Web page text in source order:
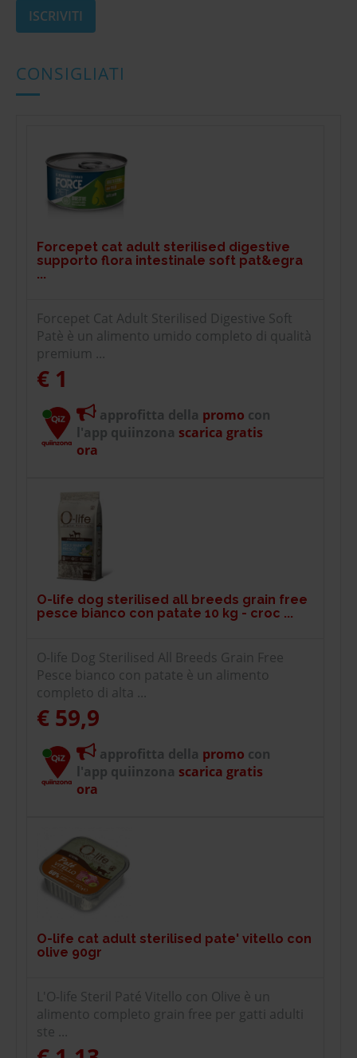
CONSIGLIATI
Forcepet cat adult sterilised digestive
supporto flora intestinale soft pat&egra
...
Forcepet Cat Adult Sterilised Digestive Soft
Patè è un alimento umido completo di qualità
premium ...
€ 1
approfitta della promo con
l'app quiinzona scarica gratis
ora
O-life dog sterilised all breeds grain free
pesce bianco con patate 10 kg - croc ...
O-life Dog Sterilised All Breeds Grain Free
Pesce bianco con patate è un alimento
completo di alta ...
€ 59,9
approfitta della promo con
l'app quiinzona scarica gratis
ora
O-life cat adult sterilised pate' vitello con
olive 90gr
L'O-life Steril Paté Vitello con Olive è un
alimento completo grain free per gatti adulti
ste ...